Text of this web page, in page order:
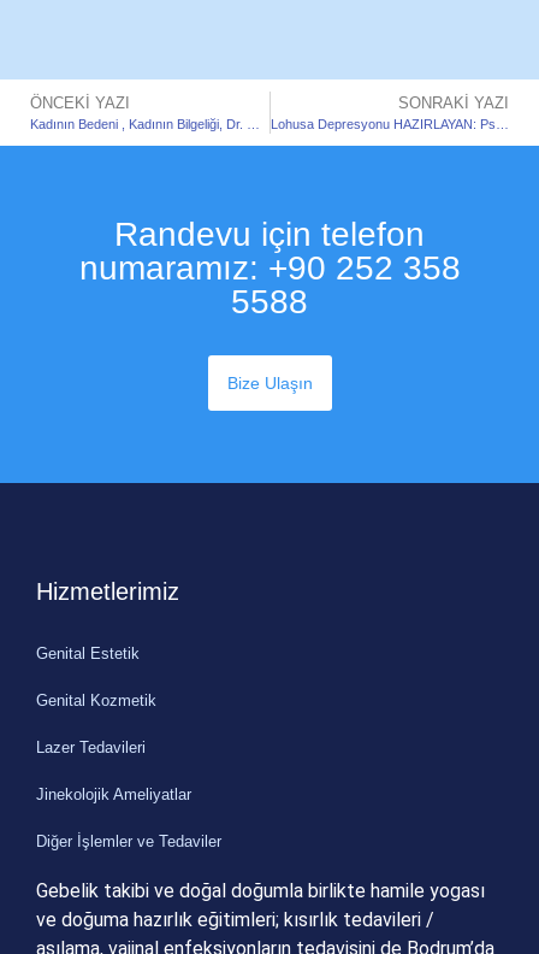
ÖNCEKI YAZI SONRAKI YAZI
Randevu için telefon
numaramız: +90 252 358
5588
Bize Ulaşın
Hizmetlerimiz
Genital Estetik
Genital Kozmetik
Lazer Tedavileri
Jinekolojik Ameliyatlar
Diğer İşlemler ve Tedaviler
Gebelik takibi ve doğal doğumla birlikte hamile yogası
ve doğuma hazırlık eğitimleri; kısırlık tedavileri /
aşılama, vajinal enfeksiyonların tedavisini de Bodrum’da